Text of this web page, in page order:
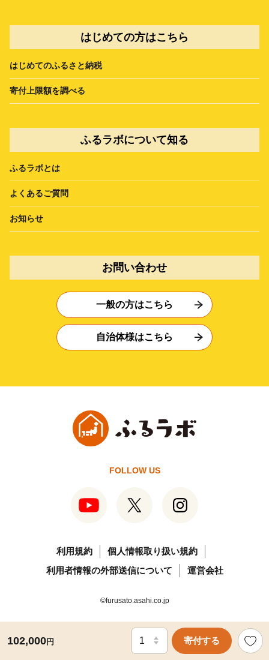
102,000円 寄付する
はじめての方はこちら
はじめてのふるさと納税
寄付上限額を調べる
ふるラボについて知る
ふるラボとは
よくあるご質問
お知らせ
お問い合わせ
一般の方はこちら
自治体様はこちら
FOLLOW US
利用規約
個人情報取り扱い規約
利用者情報の外部送信について
運営会社
©furusato.asahi.co.jp